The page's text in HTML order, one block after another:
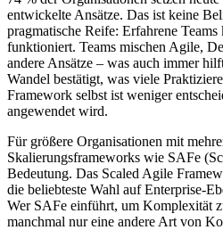
entwickelte Ansätze. Das ist keine
pragmatische Reife: Erfahrene
funktioniert. Teams mischen Agile,
andere Ansätze – was auch immer
Wandel bestätigt, was viele
Framework selbst ist weniger
angewendet wird.
Für größere Organisationen mit
Skalierungsframeworks wie SAFe
Bedeutung. Das Scaled Agile
die beliebteste Wahl auf Enterprise-
Wer SAFe einführt, um Komplexität
manchmal nur eine andere Art von